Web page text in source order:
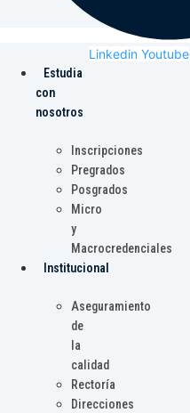
Linkedin Youtube
Estudia
con
nosotros
Inscripciones
Pregrados
Posgrados
Micro
y
Macrocredenciales
Institucional
Aseguramiento
de
la
calidad
Rectoría
Direcciones